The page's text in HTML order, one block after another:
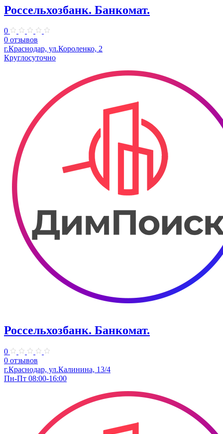
Россельхозбанк. Банкомат.
0
0 отзывов
​г.Краснодар, ул.Короленко, 2
Круглосуточно
Россельхозбанк. Банкомат.
0
0 отзывов
г.Краснодар, ул.Калинина, 13/4
Пн-Пт 08:00-16:00